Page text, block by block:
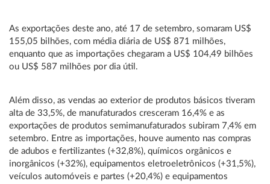
As exportações deste ano, até 17 de setembro, somaram US$
155,05 bilhões, com média diária de US$ 871 milhões,
enquanto que as importações chegaram a US$ 104,49 bilhões
ou US$ 587 milhões por dia útil.
Além disso, as vendas ao exterior de produtos básicos tiveram
alta de 33,5%, de manufaturados cresceram 16,4% e as
exportações de produtos semimanufaturados subiram 7,4% em
setembro. Entre as importações, houve aumento nas compras
de adubos e fertilizantes (+32,8%), químicos orgânicos e
inorgânicos (+32%), equipamentos eletroeletrônicos (+31,5%),
veículos automóveis e partes (+20,4%) e equipamentos